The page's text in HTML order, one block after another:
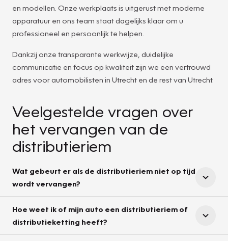
en modellen. Onze werkplaats is uitgerust met moderne
apparatuur en ons team staat dagelijks klaar om u
professioneel en persoonlijk te helpen.
Dankzij onze transparante werkwijze, duidelijke
communicatie en focus op kwaliteit zijn we een vertrouwd
adres voor automobilisten in Utrecht en de rest van Utrecht.
Veelgestelde vragen over
het vervangen van de
distributieriem
Wat gebeurt er als de distributieriem niet op tijd
wordt vervangen?
Hoe weet ik of mijn auto een distributieriem of
distributieketting heeft?